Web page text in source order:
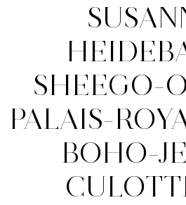
SHEEGO-
PALAIS-
BOHO-